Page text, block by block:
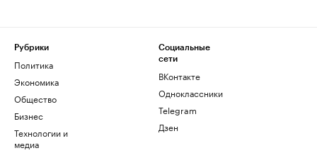
Рубрики
Политика
Экономика
Общество
Бизнес
Технологии и
медиа
Социальные
сети
ВКонтакте
Одноклассники
Telegram
Дзен